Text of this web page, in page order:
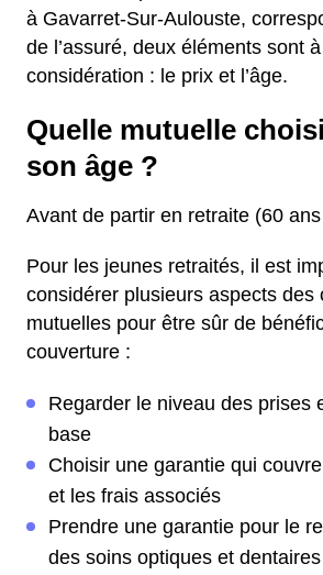
à Gavarret-Sur-Aulouste,
de l’assuré, deux éléments sont
considération : le prix et l’âge.
Quelle mutuelle
son âge ?
Avant de partir en retraite (60
Pour les jeunes retraités, il est
considérer plusieurs aspects des
mutuelles pour être sûr de
couverture :
Regarder le niveau des prises
base
Choisir une garantie qui
et les frais associés
Prendre une garantie pour le
des soins optiques et dentaires